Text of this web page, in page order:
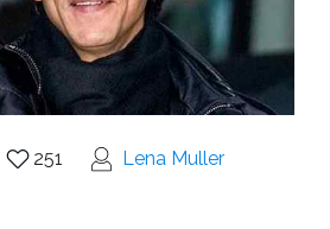
251 Lena Muller